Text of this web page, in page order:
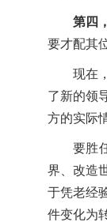
第四
要才配其
现在
了新的领
方的实际
要胜
界、改造
于凭老经
件变化为